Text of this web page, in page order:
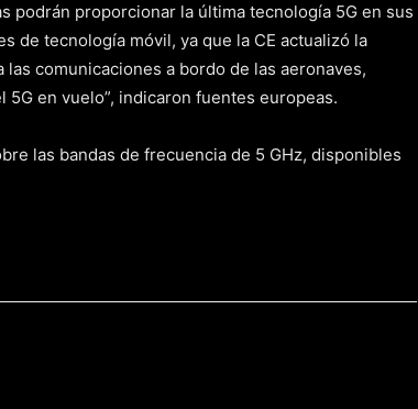
podrán proporcionar la última tecnología 5G en sus
de tecnología móvil, ya que la CE actualizó la
comunicaciones a bordo de las aeronaves,
en vuelo”, indicaron fuentes europeas.
las bandas de frecuencia de 5 GHz, disponibles